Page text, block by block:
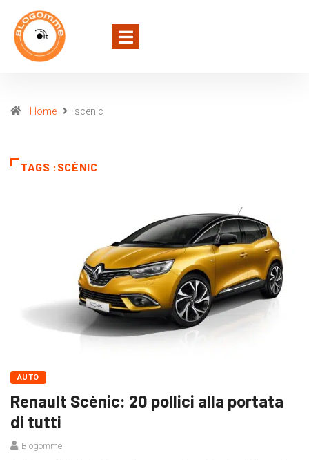
Home scènic
TAGS :SCÈNIC
AUTO
Renault Scènic: 20 pollici alla portata
di tutti
Blogomme